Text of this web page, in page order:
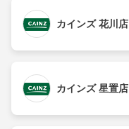
カインズ 花川店
カインズ 星置店